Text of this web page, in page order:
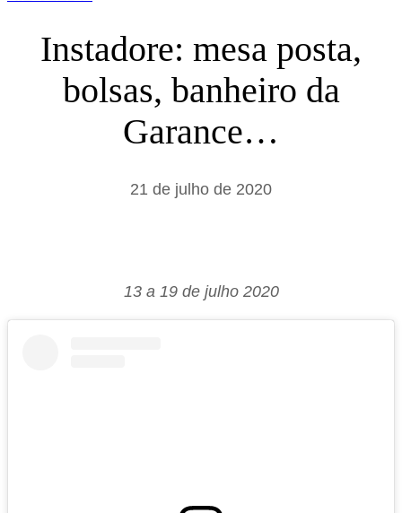
Instadore: mesa posta,
bolsas, banheiro da
Garance…
21 de julho de 2020
13 a 19 de julho 2020